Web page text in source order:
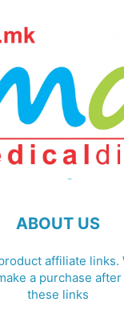
ABOUT US
affiliate links.
a purchase
these links